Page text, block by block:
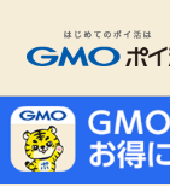
サービ